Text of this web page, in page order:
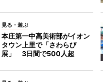
見る・遊ぶ
本庄第一中高美術部がイオン
タウン上里で「さわらび
展」 3日間で500人超